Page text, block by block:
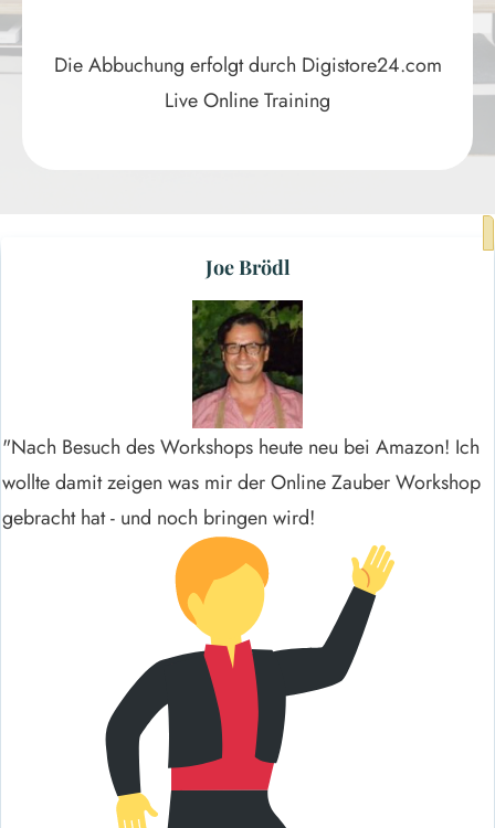
Die Abbuchung erfolgt durch Digistore24.com
Live Online Training
Joe Brödl
"Nach Besuch des Workshops heute neu bei Amazon! Ich
wollte damit zeigen was mir der Online Zauber Workshop
gebracht hat - und noch bringen wird!